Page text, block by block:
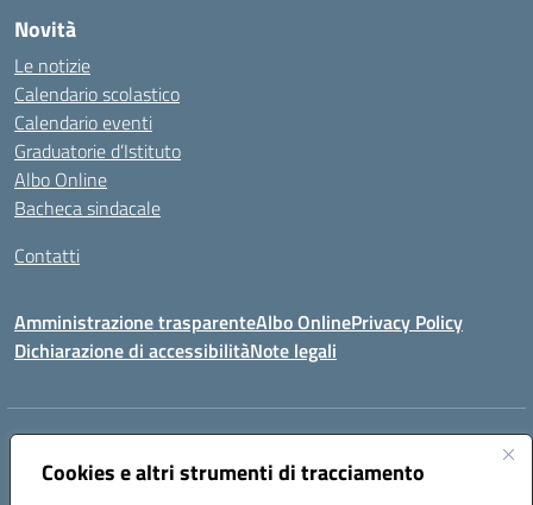
Cookies e altri strumenti di tracciamento
Novità
Le notizie
Calendario scolastico
Calendario eventi
Graduatorie d’Istituto
Albo Online
Bacheca sindacale
Contatti
Amministrazione trasparenteAlbo OnlinePrivacy Policy
Dichiarazione di accessibilitàNote legali
Indirizzo:
Centralino:0823944017 Email:ceic85400b@istruzione.it